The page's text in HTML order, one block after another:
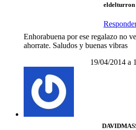
eldelturron
Enhorabuena por ese regalazo no
ahorrate. Saludos y buenas vibras
19/04/2014 a